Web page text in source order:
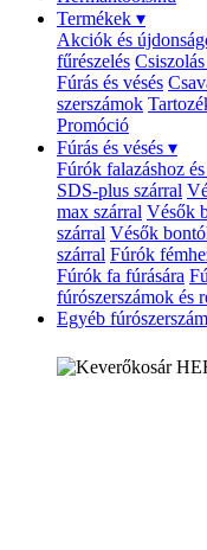
Termékek ▾
Akciók és
fűrészelés
Fúrás és vésés
szerszámok
Promóció
Fúrás és vésés ▾
Fúrók falazáshoz
SDS-plus szárral
max szárral Vésők
szárral Vésők
szárral Fúrók
Fúrók fa fúrására
fúrószerszámok és
Egyéb